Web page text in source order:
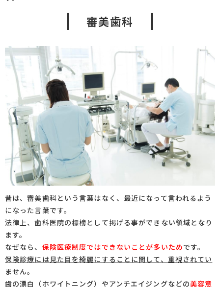
審美歯科
昔は、審美歯科という言葉はなく、最近になって言われるよう
になった言葉です。
法律上、歯科医院の標榜として掲げる事ができない領域となり
ます。
なぜなら、 保険医療制度ではできないことが多いためです。
保険診療には見た目を綺麗にすることに関して、重視されてい
ません。
歯の漂白（ホワイトニング）やアンチエイジングなどの美容意